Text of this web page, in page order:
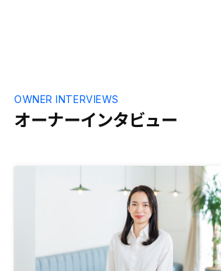
オーナーインタビュー
OWNER INTERVIEWS